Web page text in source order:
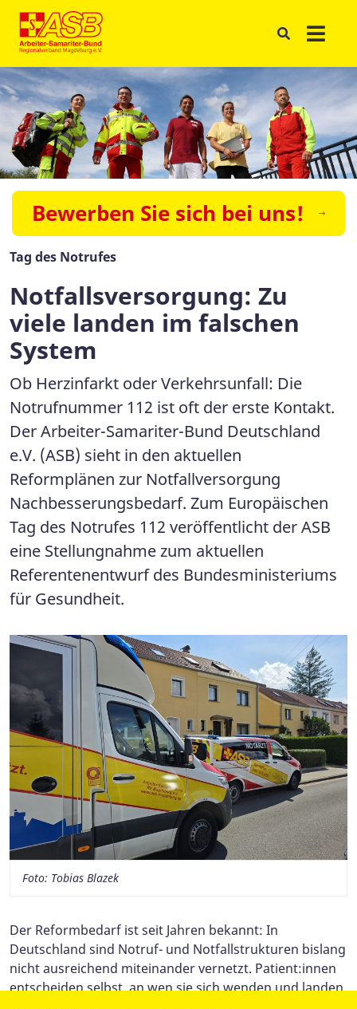
Bewerben Sie sich bei uns!
Tag des Notrufes
Notfallsversorgung: Zu
viele landen im falschen
System
Ob Herzinfarkt oder Verkehrsunfall: Die
Notrufnummer 112 ist oft der erste Kontakt.
Der Arbeiter-Samariter-Bund Deutschland
e.V. (ASB) sieht in den aktuellen
Reformplänen zur Notfallversorgung
Nachbesserungsbedarf. Zum Europäischen
Tag des Notrufes 112 veröffentlicht der ASB
eine Stellungnahme zum aktuellen
Referentenentwurf des Bundesministeriums
für Gesundheit.
Foto: Tobias Blazek
Der Reformbedarf ist seit Jahren bekannt: In
Deutschland sind Notruf- und Notfallstrukturen bislang
nicht ausreichend miteinander vernetzt. Patient:innen
entscheiden selbst, an wen sie sich wenden und landen